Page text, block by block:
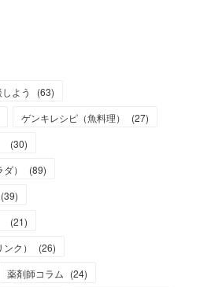
よう (63)
ゲンキレシピ（魚料理） (27)
(30)
）
(89)
(39)
(21)
ク）
(26)
薬剤師コラム (24)